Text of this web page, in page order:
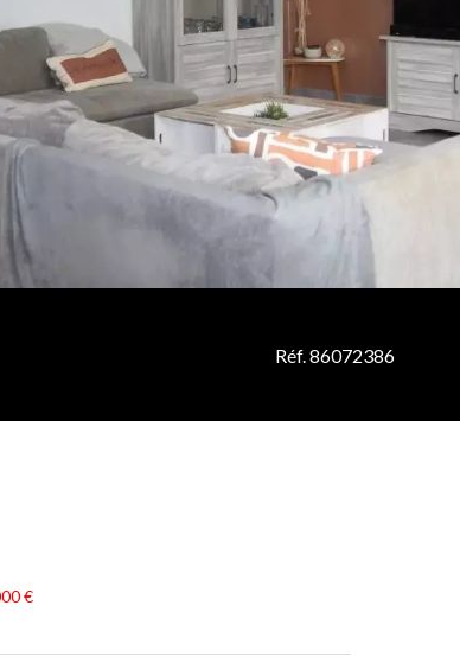
Réf. 86072386
€